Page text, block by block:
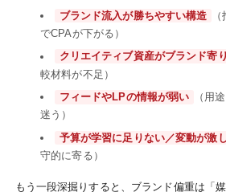
ブランド流入が勝ちやすい構造
でCPAが下がる）
クリエイティブ資産がブランド寄り
較材料が不足）
フィードやLPの情報が弱い
（用
迷う）
予算が学習に足りない／変動が激
守的に寄る）
もう一段深掘りすると、ブランド偏重は「